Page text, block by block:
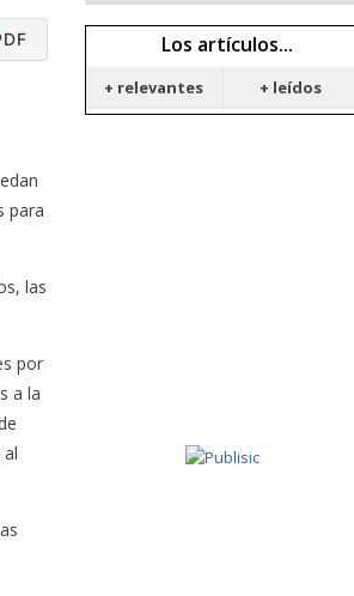
para
las
por
a la
Los artículos...
+ relevantes + leídos